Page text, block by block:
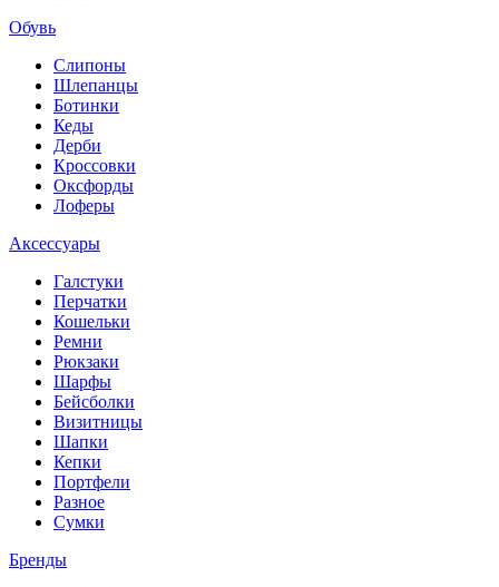
Обувь
Слипоны
Шлепанцы
Ботинки
Кеды
Дерби
Кроссовки
Оксфорды
Лоферы
Аксессуары
Галстуки
Перчатки
Кошельки
Ремни
Рюкзаки
Шарфы
Бейсболки
Визитницы
Шапки
Кепки
Портфели
Разное
Сумки
Бренды